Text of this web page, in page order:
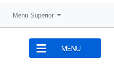
Menu Superior
MENU